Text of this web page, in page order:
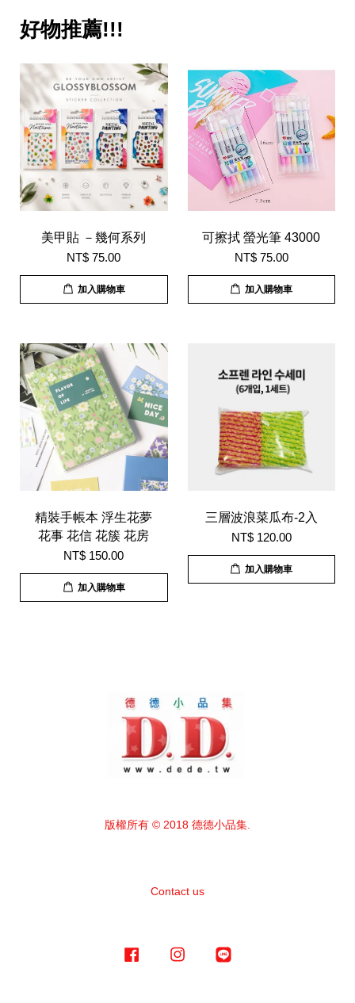
好物推薦!!!
美甲貼 －幾何系列
NT$ 75.00
加入購物車
可擦拭 螢光筆 43000
NT$ 75.00
加入購物車
精裝手帳本 浮生花夢
花事 花信 花簇 花房
NT$ 150.00
加入購物車
三層波浪菜瓜布-2入
NT$ 120.00
加入購物車
版權所有 © 2018 德德小品集.
Contact us
Facebook Instagram